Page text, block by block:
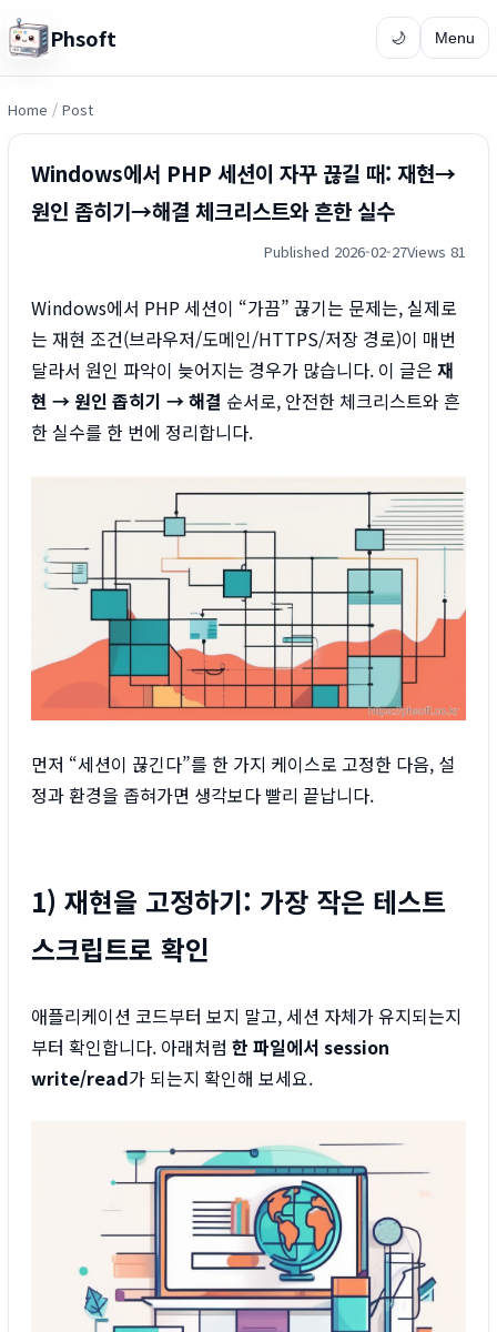
Phsoft 🌙 Menu
Home / Post
Windows에서 PHP 세션이 자꾸 끊길 때: 재현→
원인 좁히기→해결 체크리스트와 흔한 실수
Published 2026-02-27Views 81
Windows에서 PHP 세션이 “가끔” 끊기는 문제는, 실제로
는 재현 조건(브라우저/도메인/HTTPS/저장 경로)이 매번
달라서 원인 파악이 늦어지는 경우가 많습니다. 이 글은 재
현 → 원인 좁히기 → 해결 순서로, 안전한 체크리스트와 흔
한 실수를 한 번에 정리합니다.
먼저 “세션이 끊긴다”를 한 가지 케이스로 고정한 다음, 설
정과 환경을 좁혀가면 생각보다 빨리 끝납니다.
1) 재현을 고정하기: 가장 작은 테스트
스크립트로 확인
애플리케이션 코드부터 보지 말고, 세션 자체가 유지되는지
부터 확인합니다. 아래처럼 한 파일에서 session
write/read가 되는지 확인해 보세요.